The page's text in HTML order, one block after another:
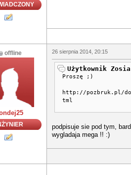
offline 26 sierpnia 2014, 20:15
Użytkownik
Proszę ;)
http://pozbruk.pl/
tml
podpisuje sie pod tym,
wygladaja mega !! :)